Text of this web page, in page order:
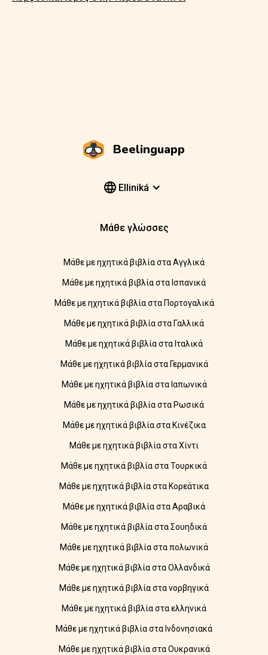
Beelinguapp
Elliniká
Μάθε γλώσσες
Μάθε με ηχητικά βιβλία στα Αγγλικά
Μάθε με ηχητικά βιβλία στα Ισπανικά
Μάθε με ηχητικά βιβλία στα Πορτογαλικά
Μάθε με ηχητικά βιβλία στα Γαλλικά
Μάθε με ηχητικά βιβλία στα Ιταλικά
Μάθε με ηχητικά βιβλία στα Γερμανικά
Μάθε με ηχητικά βιβλία στα Ιαπωνικά
Μάθε με ηχητικά βιβλία στα Ρωσικά
Μάθε με ηχητικά βιβλία στα Κινέζικα
Μάθε με ηχητικά βιβλία στα Χίντι
Μάθε με ηχητικά βιβλία στα Τουρκικά
Μάθε με ηχητικά βιβλία στα Κορεάτικα
Μάθε με ηχητικά βιβλία στα Αραβικά
Μάθε με ηχητικά βιβλία στα Σουηδικά
Μάθε με ηχητικά βιβλία στα πολωνικά
Μάθε με ηχητικά βιβλία στα Ολλανδικά
Μάθε με ηχητικά βιβλία στα νορβηγικά
Μάθε με ηχητικά βιβλία στα ελληνικά
Μάθε με ηχητικά βιβλία στα Ινδονησιακά
Μάθε με ηχητικά βιβλία στα Ουκρανικά